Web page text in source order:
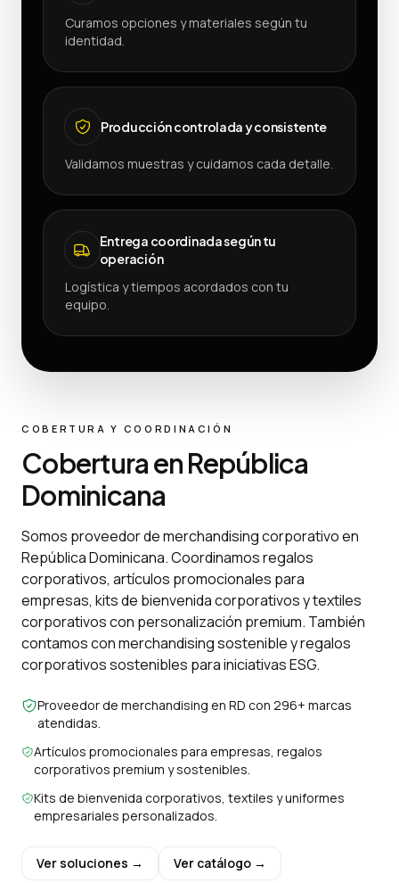
Curamos opciones y materiales según tu
identidad.
Producción controlada y consistente
Validamos muestras y cuidamos cada detalle.
Entrega coordinada según tu
operación
Logística y tiempos acordados con tu
equipo.
COBERTURA Y COORDINACIÓN
Cobertura en República
Dominicana
Somos proveedor de merchandising corporativo en
República Dominicana. Coordinamos regalos
corporativos, artículos promocionales para
empresas, kits de bienvenida corporativos y textiles
corporativos con personalización premium. También
contamos con merchandising sostenible y regalos
corporativos sostenibles para iniciativas ESG.
Proveedor de merchandising en RD con 296+ marcas
atendidas.
Artículos promocionales para empresas, regalos
corporativos premium y sostenibles.
Kits de bienvenida corporativos, textiles y uniformes
empresariales personalizados.
Ver soluciones → Ver catálogo →